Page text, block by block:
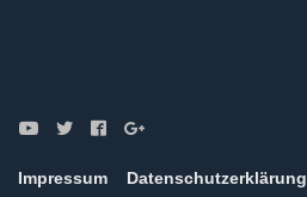
Impressum Datenschutzerklärung